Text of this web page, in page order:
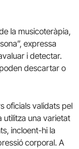
la musicoteràpia,
expressa
i detectar.
descartar o
oficials validats pel
utilitza una varietat
incloent-hi la
corporal. A